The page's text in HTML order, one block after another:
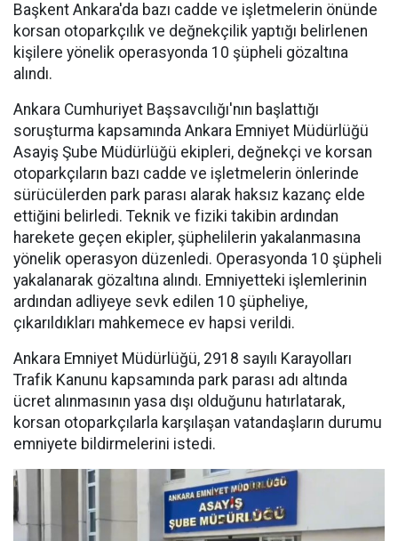
Başkent Ankara'da bazı cadde ve işletmelerin önünde
korsan otoparkçılık ve değnekçilik yaptığı belirlenen
kişilere yönelik operasyonda 10 şüpheli gözaltına
alındı.
Ankara Cumhuriyet Başsavcılığı'nın başlattığı
soruşturma kapsamında Ankara Emniyet Müdürlüğü
Asayiş Şube Müdürlüğü ekipleri, değnekçi ve korsan
otoparkçıların bazı cadde ve işletmelerin önlerinde
sürücülerden park parası alarak haksız kazanç elde
ettiğini belirledi. Teknik ve fiziki takibin ardından
harekete geçen ekipler, şüphelilerin yakalanmasına
yönelik operasyon düzenledi. Operasyonda 10 şüpheli
yakalanarak gözaltına alındı. Emniyetteki işlemlerinin
ardından adliyeye sevk edilen 10 şüpheliye,
çıkarıldıkları mahkemece ev hapsi verildi.
Ankara Emniyet Müdürlüğü, 2918 sayılı Karayolları
Trafik Kanunu kapsamında park parası adı altında
ücret alınmasının yasa dışı olduğunu hatırlatarak,
korsan otoparkçılarla karşılaşan vatandaşların durumu
emniyete bildirmelerini istedi.